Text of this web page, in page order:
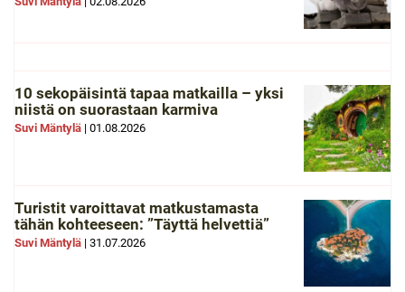
10 sekopäisintä tapaa matkailla – yksi
niistä on suorastaan karmiva
Suvi Mäntylä | 01.08.2026
Turistit varoittavat matkustamasta
tähän kohteeseen: ”Täyttä helvettiä”
Suvi Mäntylä | 31.07.2026